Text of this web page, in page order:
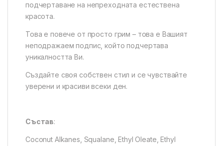
подчертаване на непреходната естествена
красота.
Това е повече от просто грим – това е Вашият
неподражаем подпис, който подчертава
уникалността Ви.
Създайте своя собствен стил и се чувствайте
уверени и красиви всеки ден.
Състав:
Coconut Alkanes, Squalane, Ethyl Oleate, Ethyl